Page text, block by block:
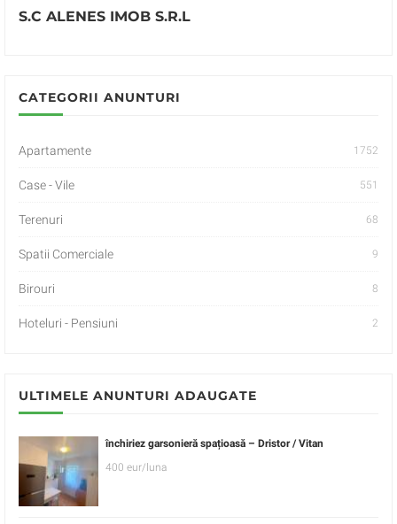
S.C ALENES IMOB S.R.L
CATEGORII ANUNTURI
Apartamente 1752
Case - Vile 551
Terenuri 68
Spatii Comerciale 9
Birouri 8
Hoteluri - Pensiuni 2
ULTIMELE ANUNTURI ADAUGATE
închiriez garsonieră spațioasă – Dristor / Vitan
400 eur/luna